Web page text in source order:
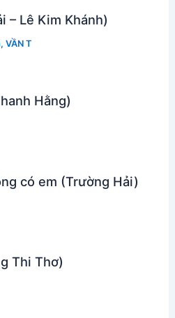
– Lê Kim Khánh)
, VẦN T
Hằng)
có em (Trường Hải)
Thi Thơ)